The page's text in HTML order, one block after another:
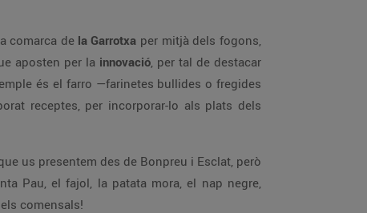
comarca de la Garrotxa per mitjà dels fogons,
aposten per la innovació, per tal de destacar
és el farro —farinetes bullides o fregides
receptes, per incorporar-lo als plats dels
us presentem des de Bonpreu i Esclat, però
Pau, el fajol, la patata mora, el nap negre,
comensals!